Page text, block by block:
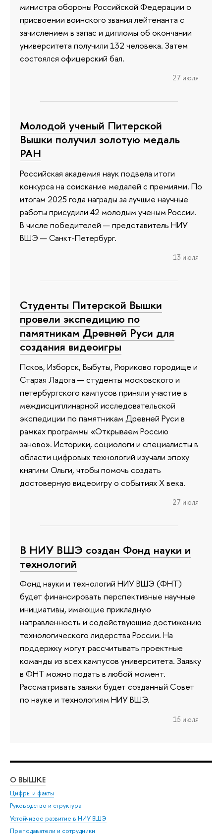
министра обороны Российской Федерации о
присвоении воинского звания лейтенанта с
зачислением в запас и дипломы об окончании
университета получили 132 человека. Затем
состоялся офицерский бал.
27 июля
Молодой ученый Питерской
Вышки получил золотую медаль
РАН
Российская академия наук подвела итоги
конкурса на соискание медалей с премиями. По
итогам 2025 года награды за лучшие научные
работы присудили 42 молодым ученым России.
В числе победителей — представитель НИУ
ВШЭ — Санкт-Петербург.
13 июля
Студенты Питерской Вышки
провели экспедицию по
памятникам Древней Руси для
создания видеоигры
Псков, Изборск, Выбуты, Рюриково городище и
Старая Ладога — студенты московского и
петербургского кампусов приняли участие в
междисциплинарной исследовательской
экспедиции по памятникам Древней Руси в
рамках программы «Открываем Россию
заново». Историки, социологи и специалисты в
области цифровых технологий изучали эпоху
княгини Ольги, чтобы помочь создать
достоверную видеоигру о событиях X века.
27 июля
В НИУ ВШЭ создан Фонд науки и
технологий
Фонд науки и технологий НИУ ВШЭ (ФНТ)
будет финансировать перспективные научные
инициативы, имеющие прикладную
направленность и содействующие достижению
технологического лидерства России. На
поддержку могут рассчитывать проектные
команды из всех кампусов университета. Заявку
в ФНТ можно подать в любой момент.
Рассматривать заявки будет созданный Совет
по науке и технологиям НИУ ВШЭ.
15 июля
О ВЫШКЕ
Цифры и факты
Руководство и структура
Устойчивое развитие в НИУ ВШЭ
Преподаватели и сотрудники